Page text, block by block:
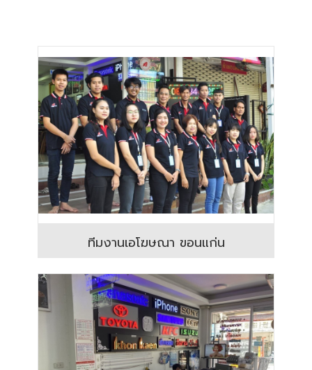
ทีมงานเอโฆษณา ขอนแก่น